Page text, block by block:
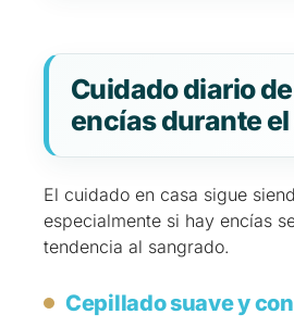
Cuidado diario
encías durante
El cuidado en casa sigue
especialmente si hay encías
tendencia al sangrado.
Cepillado suave y